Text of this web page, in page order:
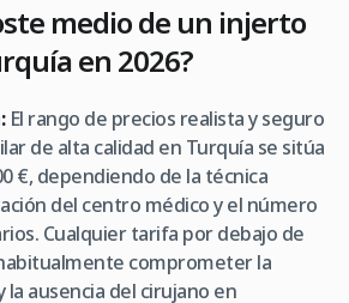
medio de un injerto
en 2026?
El rango de precios realista y seguro
de alta calidad en Turquía se sitúa
€, dependiendo de la técnica
del centro médico y el número
Cualquier tarifa por debajo de
comprometer la
la ausencia del cirujano en